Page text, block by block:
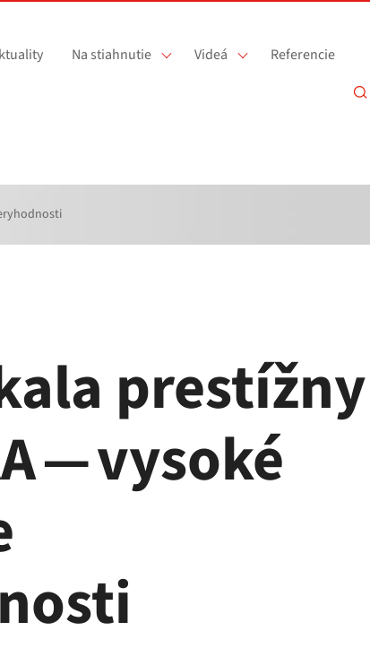
Na stiahnutie Videá Referencie
prestížny
— vysoké